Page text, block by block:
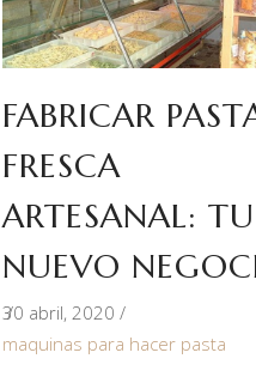
FABRICAR
FRESCA
ARTESANAL: TU
NUEVO
30 abril, 2020
maquinas para hacer pasta